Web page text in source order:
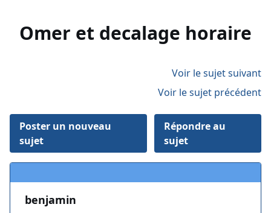
Omer et decalage horaire
Voir le sujet suivant
Voir le sujet précédent
Poster un nouveau
sujet
Répondre au
sujet
benjamin